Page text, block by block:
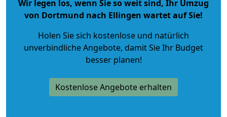
Wir legen los, wenn Sie so weit sind, Ihr Umzug
von Dortmund nach Ellingen wartet auf Sie!
Holen Sie sich kostenlose und natürlich
unverbindliche Angebote, damit Sie Ihr Budget
besser planen!
Kostenlose Angebote erhalten